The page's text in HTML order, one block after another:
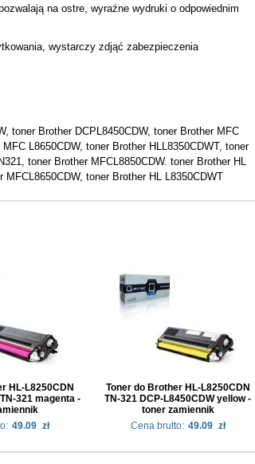
na ostre, wyraźne wydruki o odpowiednim
wystarczy zdjąć zabezpieczenia
toner Brother DCPL8450CDW, toner Brother MFC
L8650CDW, toner Brother HLL8350CDWT, toner
toner Brother MFCL8850CDW. toner Brother HL
toner Brother HL L8350CDWT
HL-L8250CDN
321 magenta -
49.09 zł
Toner do Brother HL-L8250CDN
TN-321 DCP-L8450CDW yellow -
toner zamiennik
Cena brutto: 49.09 zł